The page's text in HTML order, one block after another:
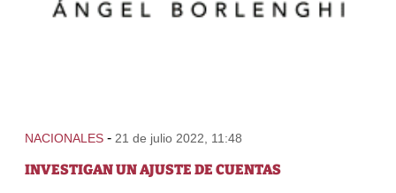
NACIONALES - 21 de julio 2022, 11:48
INVESTIGAN UN AJUSTE DE CUENTAS